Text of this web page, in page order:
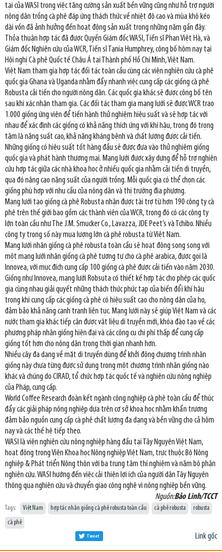
tại của WASI trong việc tăng cường sản xuất bền vững cũng như hỗ trợ người
nông dân trồng cà phê đáp ứng thách thức về nhiệt độ cao và mùa khô kéo
dài vốn đã ảnh hưởng đến hoạt động sản xuất trong những năm gần đây.
Thỏa thuận hợp tác đã được Quyền Giám đốc WASI, Tiến sĩ Phan Việt Hà, và
Giám đốc Nghiên cứu của WCR, Tiến sĩ Tania Humphrey, công bố hôm nay tại
Hội nghị Cà phê Quốc tế Châu Á tại Thành phố Hồ Chí Minh, Việt Nam.
Việt Nam tham gia hợp tác đối tác toàn cầu cùng các viện nghiên cứu cà phê
quốc gia Ghana và Uganda nhằm đẩy nhanh việc cung cấp các giống cà phê
Robusta cải tiến cho người nông dân. Các quốc gia khác sẽ được công bố tên
sau khi xác nhận tham gia. Các đối tác tham gia mạng lưới sẽ được WCR trao
1.000 giống ứng viên để tiến hành thử nghiệm hiệu suất và sẽ hợp tác với
nhau để xác định các giống có khả năng thích ứng với khí hậu, trong đó trọng
tâm là năng suất cao, khả năng kháng bệnh và chất lượng được cải tiến.
Những giống có hiệu suất tốt hàng đầu sẽ được đưa vào thử nghiệm giống
quốc gia và phát hành thương mại. Mạng lưới được xây dựng để hỗ trợ nghiên
cứu hợp tác giữa các nhà khoa học ở nhiều quốc gia nhằm cải tiến di truyền,
qua đó nâng cao năng suất của người trồng. Mỗi quốc gia có thể chọn các
giống phù hợp với nhu cầu của nông dân và thị trường địa phương.
Mạng lưới tạo giống cà phê Robusta nhận được tài trợ từ hơn 190 công ty cà
phê trên thế giới bao gồm các thành viên của WCR, trong đó có các công ty
lớn toàn cầu như The J.M. Smucker Co., Lavazza, JDE Peet’s và Tchibo. Nhiều
công ty trong số này mua lượng lớn cà phê robusta từ Việt Nam.
Mạng lưới nhân giống cà phê robusta toàn cầu sẽ hoạt động song song với
một mạng lưới nhân giống cà phê tương tự cho cà phê arabica, được gọi là
Innovea, với mục đích cung cấp 100 giống cà phê được cải tiến vào năm 2030.
Giống như Innovea, mạng lưới Robsuta có thiết kế hợp tác cho phép các quốc
gia cùng nhau giải quyết những thách thức phức tạp của biến đổi khí hậu
trong khi cung cấp các giống cà phê có hiệu suất cao cho nông dân của họ,
đảm bảo khả năng cạnh tranh liên tục. Mạng lưới này sẽ giúp Việt Nam và các
nước tham gia khác tiếp cận được vật liệu di truyền mới, khóa đào tạo về các
phương pháp nhân giống hiện đại và các công cụ chi phí thấp để cung cấp
giống tốt hơn cho nông dân trong thời gian nhanh hơn.
Nhiều cây đa dạng về mặt di truyền dùng để khởi động chương trình nhân
giống này chưa từng được sử dụng trong một chương trình nhân giống nào
khác và chúng do CIRAD, tổ chức hợp tác quốc tế và nghiên cứu nông nghiệp
của Pháp, cung cấp.
World Coffee Research đoàn kết ngành công nghiệp cà phê toàn cầu để thúc
đẩy các giải pháp nông nghiệp dựa trên cơ sở khoa học nhằm khẩn trương
đảm bảo nguồn cung cấp cà phê chất lượng đa dạng và bền vững cho cả hôm
nay và các thế hệ tiếp theo.
WASI là viện nghiên cứu nông nghiệp hàng đầu tại Tây Nguyên Việt Nam,
hoạt động trong Viện Khoa học Nông nghiệp Việt Nam, trực thuộc Bộ Nông
nghiệp & Phát triển Nông thôn với ba trung tâm thí nghiệm và năm bộ phận
nghiên cứu. WASI hướng đến việc cải thiện lợi ích của người dân Tây Nguyên
thông qua nghiên cứu và chuyển giao công nghệ vì nông nghiệp bền vững.
Nguồn:Bảo Linh/TCCT
Tags: Việt Nam hợp tác nhân giống cà phê robusta toàn cầu cà phê robusta
robusta
cà phê
Link gốc
Tweet